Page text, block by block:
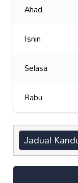
Ahad
Isnin
Selasa
Rabu
Jadual